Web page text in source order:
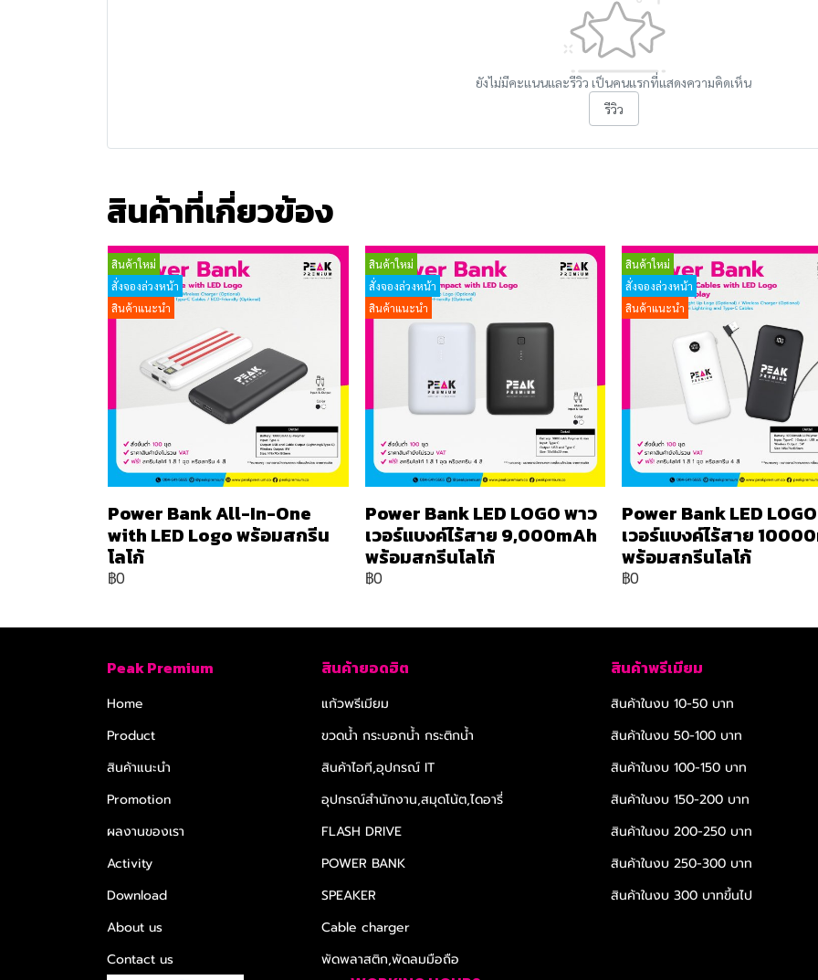
ยังไม่มีคะแนนและรีวิว เป็นคนแรกที่แสดงความคิดเห็น
รีวิว
สินค้าที่เกี่ยวข้อง
สินค้าใหม่
สั่งจองล่วงหน้า
สินค้าแนะนำ
Power Bank All-In-One
with LED Logo พร้อมสกรีน
โลโก้
฿0
สินค้าใหม่
สั่งจองล่วงหน้า
สินค้าแนะนำ
Power Bank LED LOGO พาว
เวอร์แบงค์ไร้สาย 9,000mAh
พร้อมสกรีนโลโก้
฿0
สินค้าใหม่
สั่งจองล่วงหน้า
สินค้าแนะนำ
Power Bank LED
เวอร์แบงค์ไร้สาย
พร้อมสกรีนโลโก้
฿0
Peak Premium
Home
Product
สินค้าแนะนำ
Promotion
ผลงานของเรา
Activity
Download
About us
Contact us
สินค้ายอดฮิต
แก้วพรีเมียม
ขวดน้ำ กระบอกน้ำ กระติกน้ำ
สินค้าไอที,อุปกรณ์ IT
อุปกรณ์สำนักงาน,สมุดโน้ต,ไดอารี่
FLASH DRIVE
POWER BANK
SPEAKER
Cable charger
พัดพลาสติก,พัดลมมือถือ
สินค้าพรีเมียม
สินค้าในงบ 10-50 บาท
สินค้าในงบ 50-100 บาท
สินค้าในงบ 100-150 บาท
สินค้าในงบ 150-200 บาท
สินค้าในงบ 200-250 บาท
สินค้าในงบ 250-300 บาท
สินค้าในงบ 300 บาทขึ้นไป